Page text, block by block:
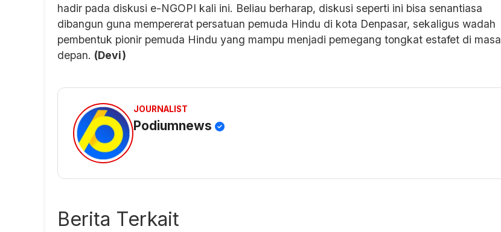
hadir pada diskusi e-NGOPI kali ini. Beliau berharap, diskusi seperti ini bisa senantiasa
dibangun guna mempererat persatuan pemuda Hindu di kota Denpasar, sekaligus wadah
pembentuk pionir pemuda Hindu yang mampu menjadi pemegang tongkat estafet di masa
depan. (Devi)
JOURNALIST
Podiumnews
Berita Terkait